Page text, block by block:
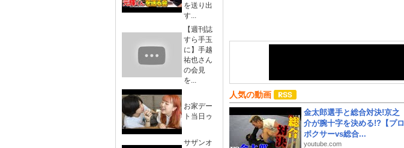
を送り出
す...
【週刊誌
すら手玉
に】手越
祐也さん
の会見
を...
お家デー
ト当日ゥ
サザンオ
人気の動画
金太郎選手と総合対決!京之
介が腕十字を決める!?【プロ
ボクサーvs総合...
youtube.com